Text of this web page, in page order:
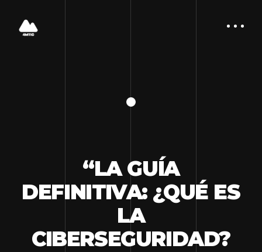
“LA GUÍA
DEFINITIVA: ¿QUÉ ES
LA
CIBERSEGURIDAD?